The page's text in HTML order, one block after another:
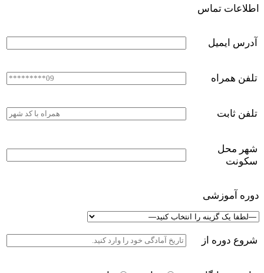
اطلاعات تماس
آدرس ایمیل
تلفن همراه
تلفن ثابت
شهر محل
سکونت
دوره آموزشی
شروع دوره از